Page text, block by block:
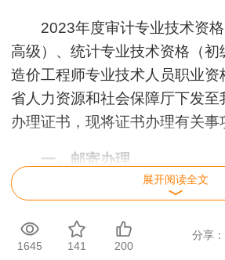
2023年度审计专业技术资格
高级）、统计专业技术资格（初
造价工程师专业技术人员职业
省人力资源和社会保障厅下发至
办理证书，现将证书办理有关事
一、邮寄办理
可在2024年2月1日至2月6
证书领取人员本人登录证书邮寄
（https://
展开阅读全文
1645 141 200
分享：